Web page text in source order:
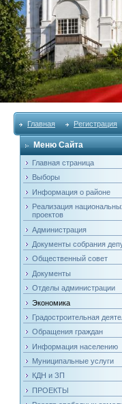
Главная Регистрация
Меню Сайта
Главная страница
Выборы
Информация о районе
Реализация
проектов
Администрация
Документы собрания
Общественный совет
Документы
Отделы администрации
Экономика
Градостроительная
Обращения граждан
Информация населению
Муниципальные услуги
КДН и ЗП
ПРОЕКТЫ